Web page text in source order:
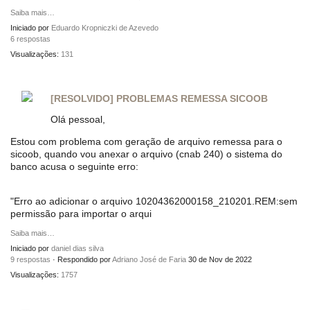
Saiba mais…
Iniciado por Eduardo Kropniczki de Azevedo
6 respostas
Visualizações: 131
[RESOLVIDO] PROBLEMAS REMESSA SICOOB
Olá pessoal,
Estou com problema com geração de arquivo remessa para o
sicoob, quando vou anexar o arquivo (cnab 240) o sistema do
banco acusa o seguinte erro:
"Erro ao adicionar o arquivo 10204362000158_210201.REM:sem
permissão para importar o arqui
Saiba mais…
Iniciado por daniel dias silva
9 respostas · Respondido porAdriano José de Faria 30 de Nov de 2022
Visualizações: 1757